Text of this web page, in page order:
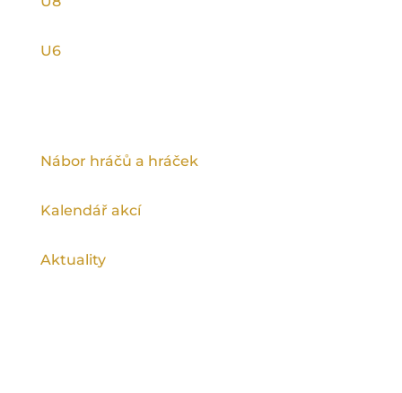
U6
Nábor hráčů a hráček
Kalendář akcí
Aktuality